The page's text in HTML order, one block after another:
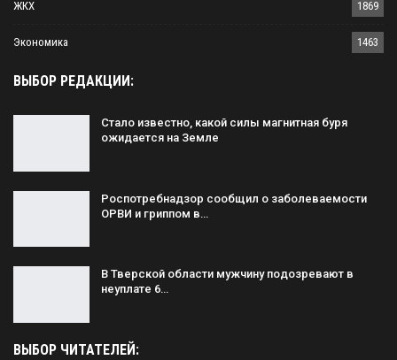
ЖКХ 1869
Экономика 1463
ВЫБОР РЕДАКЦИИ:
Стало известно, какой силы магнитная буря
ожидается на Земле
Роспотребнадзор сообщил о заболеваемости
ОРВИ и гриппом в…
В Тверской области мужчину подозревают в
неуплате 6…
ВЫБОР ЧИТАТЕЛЕЙ: